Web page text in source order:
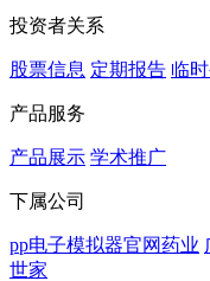
投资者关系
股票信息 定期报告 临
产品服务
产品展示 学术推广
下属公司
pp电子模拟器官网药业
世家